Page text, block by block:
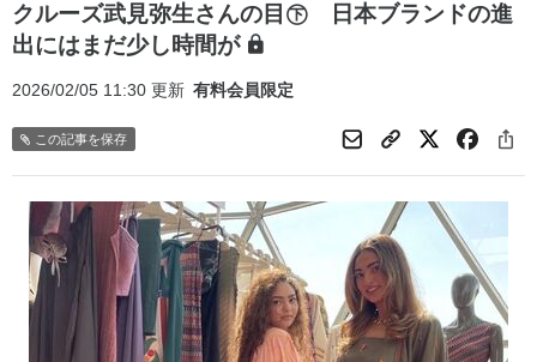
クルーズ武見弥生さんの目㊦ 日本ブランドの進
出にはまだ少し時間が
2026/02/05 11:30 更新 有料会員限定
この記事を保存